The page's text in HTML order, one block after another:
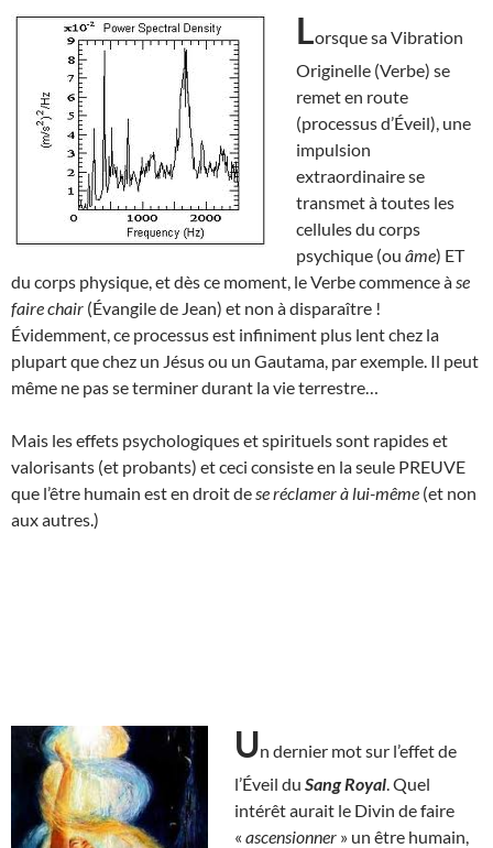
Lorsque sa Vibration
Originelle (Verbe) se
remet en route
(processus d’Éveil), une
impulsion
extraordinaire se
transmet à toutes les
cellules du corps
psychique (ou âme) ET
du corps physique, et dès ce moment, le Verbe commence à se
faire chair (Évangile de Jean) et non à disparaître !
Évidemment, ce processus est infiniment plus lent chez la
plupart que chez un Jésus ou un Gautama, par exemple. Il peut
même ne pas se terminer durant la vie terrestre…
Mais les effets psychologiques et spirituels sont rapides et
valorisants (et probants) et ceci consiste en la seule PREUVE
que l’être humain est en droit de se réclamer à lui-même (et non
aux autres.)
Un dernier mot sur l’effet de
l’Éveil du Sang Royal . Quel
intérêt aurait le Divin de faire
« ascensionner » un être humain,